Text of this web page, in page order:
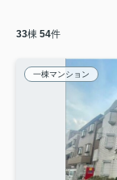
33棟 54件
一棟マンション